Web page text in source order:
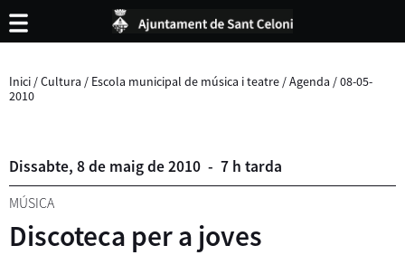
Inici /Cultura / Escola municipal de música i teatre /Agenda /08-05-
2010
Dissabte, 8de maigde2010 - 7 h tarda
MÚSICA
Discoteca per a joves